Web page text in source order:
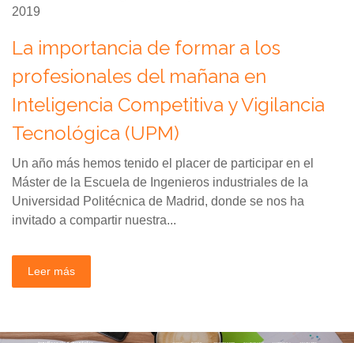
2019
La importancia de formar a los
profesionales del mañana en
Inteligencia Competitiva y Vigilancia
Tecnológica (UPM)
Un año más hemos tenido el placer de participar en el
Máster de la Escuela de Ingenieros industriales de la
Universidad Politécnica de Madrid, donde se nos ha
invitado a compartir nuestra...
Leer más